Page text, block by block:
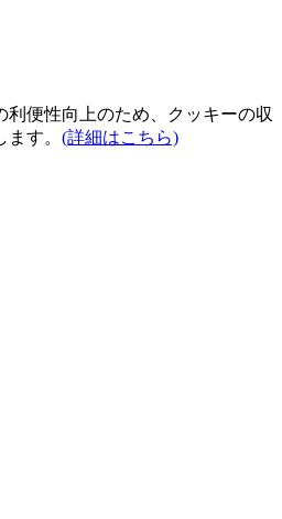
利便性向上のため、クッキーの収
す。 (詳細はこちら)